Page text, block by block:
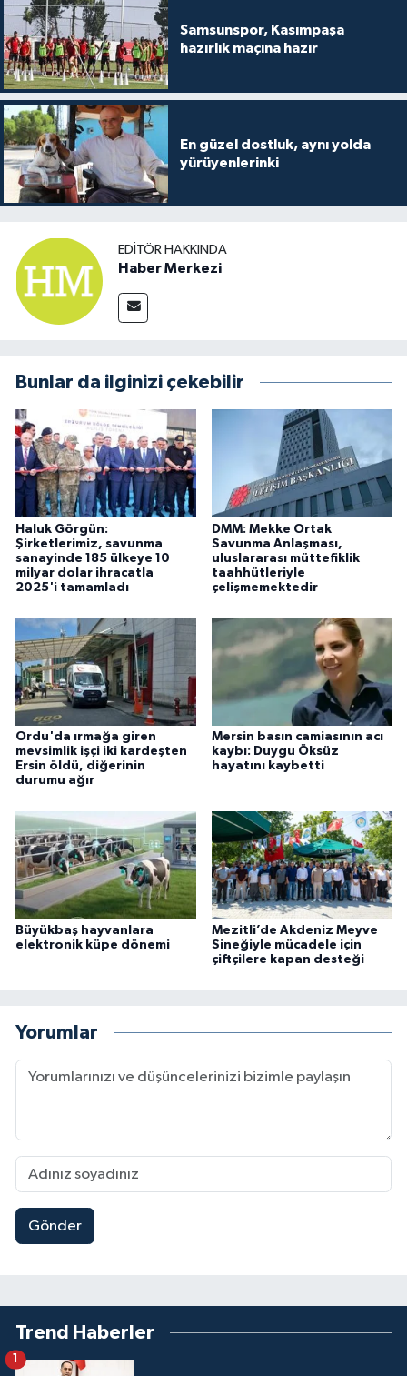
Samsunspor, Kasımpaşa
hazırlık maçına hazır
En güzel dostluk, aynı yolda
yürüyenlerinki
EDITÖR HAKKINDA
Haber Merkezi
Bunlar da ilginizi çekebilir
Haluk Görgün:
Şirketlerimiz, savunma
sanayinde 185 ülkeye 10
milyar dolar ihracatla
2025'i tamamladı
DMM: Mekke Ortak
Savunma Anlaşması,
uluslararası müttefiklik
taahhütleriyle
çelişmemektedir
Ordu'da ırmağa giren
mevsimlik işçi iki kardeşten
Ersin öldü, diğerinin
durumu ağır
Mersin basın camiasının acı
kaybı: Duygu Öksüz
hayatını kaybetti
Büyükbaş hayvanlara
elektronik küpe dönemi
Mezitli’de Akdeniz Meyve
Sineğiyle mücadele için
çiftçilere kapan desteği
Yorumlar
Gönder
Trend Haberler
1